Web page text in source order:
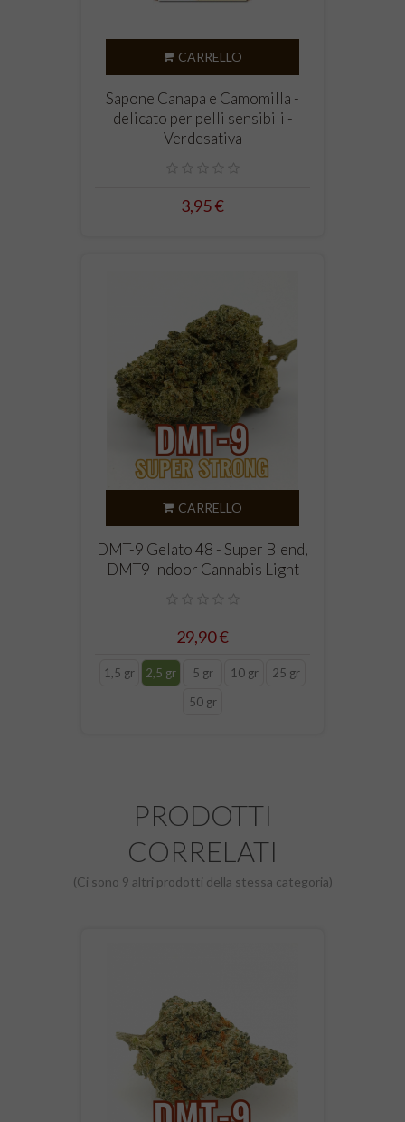
CARRELLO
Sapone Canapa e Camomilla -
delicato per pelli sensibili -
Verdesativa
3,95 €
CARRELLO
DMT-9 Gelato 48 - Super Blend,
DMT9 Indoor Cannabis Light
29,90 €
1,5 gr 2,5 gr 5 gr 10 gr
25 gr
50 gr
PRODOTTI
CORRELATI
(Ci sono 9 altri prodotti della stessa categoria)